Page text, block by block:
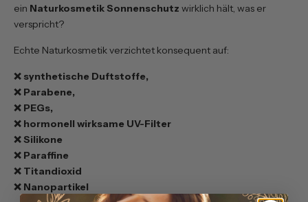
ein Naturkosmetik Sonnenschutz wirklich hält, was er
verspricht?
Echte Naturkosmetik verzichtet konsequent auf:
❌ synthetische Duftstoffe,
❌ Parabene,
❌ PEGs,
❌ hormonell wirksame UV-Filter
❌️ Silikone
❌️ Paraffine
❌️ Titandioxid
❌️ Nanopartikel